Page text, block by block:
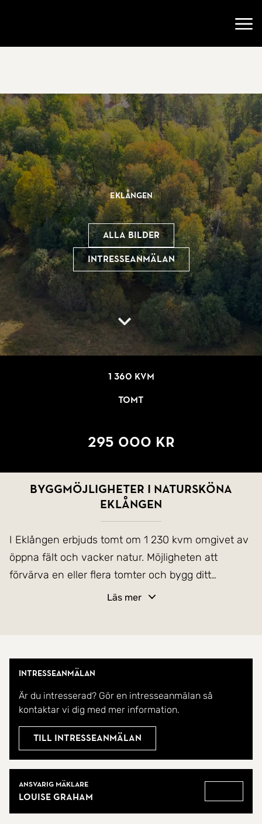
Eklången
Alla bilder
Intresseanmälan
1 360 kvm
Tomt
295 000 kr
Byggmöjligheter i natursköna
Eklången
I Eklången erbjuds tomt om 1 230 kvm omgivet av
öppna fält och vacker natur. Möjligheten att
förvärva en eller flera tomter och bygg ditt
drömhus i rofylld omgivning. Då tomten ligger
Kostnader för bl.a. VA och el-anslutning tillkommer.
Ca 10 min med bil till Ärla med matbutik, pizzeria,
skola årkurs F-6, friidrottsklubb, fotbollsklubb, stall
m.m. Ca 10 min med cykel till Eklångens allmänna
badplats och ca 1 timme och 20 minuter till
Stockholm. Fiber finns i området.
Välkommen hem!
Läs mer
Intresseanmälan
Är du intresserad? Gör en intresseanmälan så
kontaktar vi dig med mer information.
Till intresseanmälan
Ansvarig mäklare
Louise Graham